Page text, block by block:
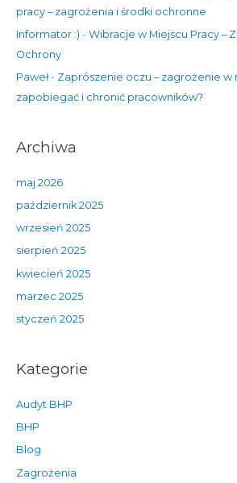
pracy – zagrożenia i środki ochronne
Informator :) - Wibracje w Miejscu Pracy –
Ochrony
Paweł- Zaprószenie oczu – zagrożenie w
zapobiegać i chronić pracowników?
Archiwa
maj 2026
październik 2025
wrzesień 2025
sierpień 2025
kwiecień 2025
marzec 2025
styczeń 2025
Kategorie
Audyt BHP
BHP
Blog
Zagrożenia